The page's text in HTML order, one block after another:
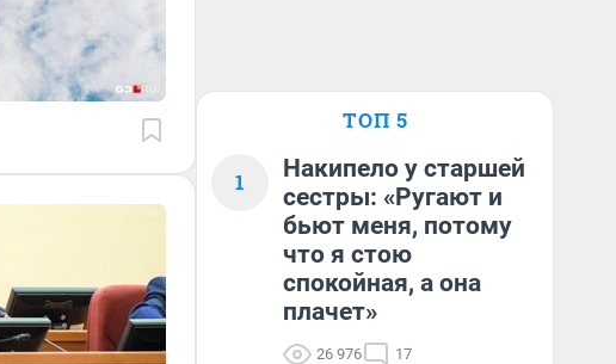
ТОП 5
1
Накипело у старшей
сестры: «Ругают и
бьют меня, потому
что я стою
спокойная, а она
плачет»
26 976 17